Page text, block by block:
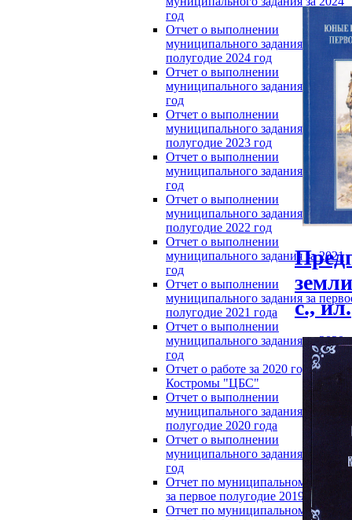
год
Отчет о выполнении
муниципального задания за
полугодие 2024 год
Отчет о выполнении
муниципального задания за 2023
год
Отчет о выполнении
муниципального задания за
полугодие 2023 год
Отчет о выполнении
муниципального задания за 2022
год
Отчет о выполнении
муниципального задания за
полугодие 2022 год
Отчет о выполнении
муниципального задания за 2021
год
Отчет о выполнении
муниципального задания за
полугодие 2021 года
Отчет о выполнении
муниципального задания за 2020
год
Отчет о работе за 2020 год МБУ г.
Костромы "ЦБС"
Отчет о выполнении
муниципального задания за
полугодие 2020 года
Отчет о выполнении
муниципального задания за 2019
год
Отчет по муниципальному
за первое полугодие 2019.pdf
Отчет по муниципальному
с., ил.